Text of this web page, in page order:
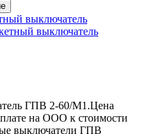
выключатель
ГПВ 2-60/М1.Цена
на ООО к стоимости
выключатели ГПВ